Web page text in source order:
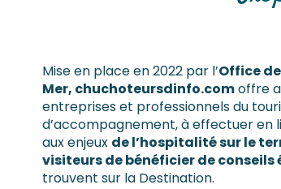
Mise en place en 2022 par l’Office
Mer, chuchoteursdinfo.comoffre
entreprises et professionnels du
d’accompagnement, à effectuer
aux enjeux de l’hospitalité sur le
visiteurs de bénéficier de conseils
trouvent sur la Destination.